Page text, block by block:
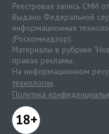
Реестровая запись СМИ
Выдано Федеральной
информационных
(Роскомнадзор).
Материалы в рубрике
правах рекламы.
На информационном
технологии.
Политика
18+